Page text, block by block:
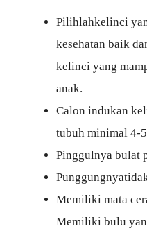
Pilihlahkelinci
kesehatan baik
kelinci yang
anak.
Calon indukan
tubuh minimal 4-
Pinggulnya bulat
Memiliki mata
Memiliki bulu